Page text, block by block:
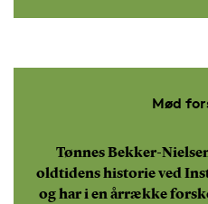
Mød
Tønnes Bekker-
oldtidens historie ved
og har i en årrække